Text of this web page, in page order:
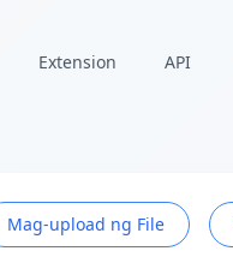
Extension API
Mag-upload ng File